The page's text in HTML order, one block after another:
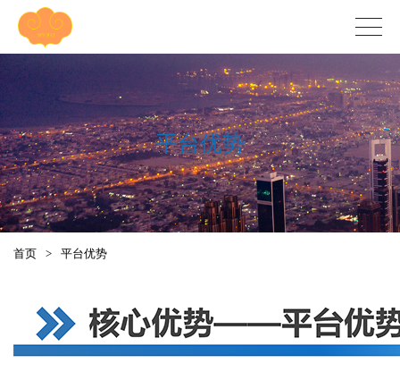
平台优势
首页 > 平台优势